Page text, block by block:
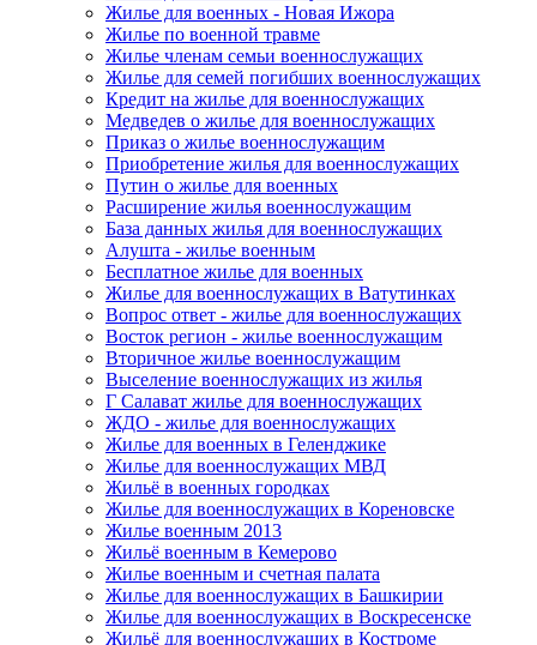
Жилье для военных - Новая Ижора
Жилье по военной травме
Жилье членам семьи военнослужащих
Жилье для семей погибших военнослужащих
Кредит на жилье для военнослужащих
Медведев о жилье для военнослужащих
Приказ о жилье военнослужащим
Приобретение жилья для военнослужащих
Путин о жилье для военных
Расширение жилья военнослужащим
База данных жилья для военнослужащих
Алушта - жилье военным
Бесплатное жилье для военных
Жилье для военнослужащих в Ватутинках
Вопрос ответ - жилье для военнослужащих
Восток регион - жилье военнослужащим
Вторичное жилье военнослужащим
Выселение военнослужащих из жилья
Г Салават жилье для военнослужащих
ЖДО - жилье для военнослужащих
Жилье для военных в Геленджике
Жилье для военнослужащих МВД
Жильё в военных городках
Жилье для военнослужащих в Кореновске
Жилье военным 2013
Жильё военным в Кемерово
Жилье военным и счетная палата
Жилье для военнослужащих в Башкирии
Жилье для военнослужащих в Воскресенске
Жильё для военнослужащих в Костроме